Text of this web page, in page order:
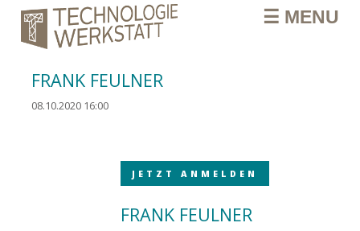
☰ MENU
FRANK FEULNER
08.10.2020 16:00
JETZT ANMELDEN
FRANK FEULNER